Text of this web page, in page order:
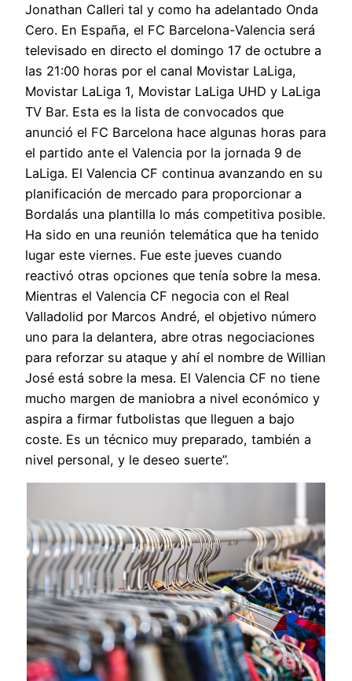
Jonathan Calleri tal y como ha adelantado Onda
Cero. En España, el FC Barcelona-Valencia será
televisado en directo el domingo 17 de octubre a
las 21:00 horas por el canal Movistar LaLiga,
Movistar LaLiga 1, Movistar LaLiga UHD y LaLiga
TV Bar. Esta es la lista de convocados que
anunció el FC Barcelona hace algunas horas para
el partido ante el Valencia por la jornada 9 de
LaLiga. El Valencia CF continua avanzando en su
planificación de mercado para proporcionar a
Bordalás una plantilla lo más competitiva posible.
Ha sido en una reunión telemática que ha tenido
lugar este viernes. Fue este jueves cuando
reactivó otras opciones que tenía sobre la mesa.
Mientras el Valencia CF negocia con el Real
Valladolid por Marcos André, el objetivo número
uno para la delantera, abre otras negociaciones
para reforzar su ataque y ahí el nombre de Willian
José está sobre la mesa. El Valencia CF no tiene
mucho margen de maniobra a nivel económico y
aspira a firmar futbolistas que lleguen a bajo
coste. Es un técnico muy preparado, también a
nivel personal, y le deseo suerte”.